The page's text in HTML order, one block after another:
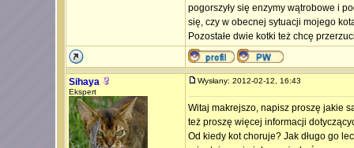
pogorszyły się enzymy wątrobowe i
się, czy w obecnej sytuacji mojego
Pozostałe dwie kotki też chcę
Sihaya
Ekspert
Wysłany: 2012-02-12, 16:43
Witaj makrejszo, napisz proszę jakie
też proszę więcej informacji
Od kiedy kot choruje? Jak długo go